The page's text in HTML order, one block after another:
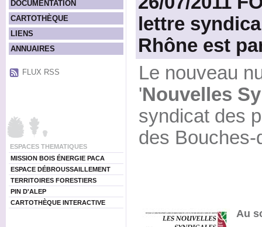
DOCUMENTATION
CARTOTHÈQUE
LIENS
ANNUAIRES
FLUX RSS
ESPACES THEMATIQUES
MISSION BOIS ÉNERGIE PACA
ESPACE DÉBROUSSAILLEMENT
TERRITOIRES FORESTIERS
PIN D'ALEP
CARTOTHÈQUE INTERACTIVE
lettre
Rhône est
Le nouveau
'Nouvelles
syndicat des
des
Au